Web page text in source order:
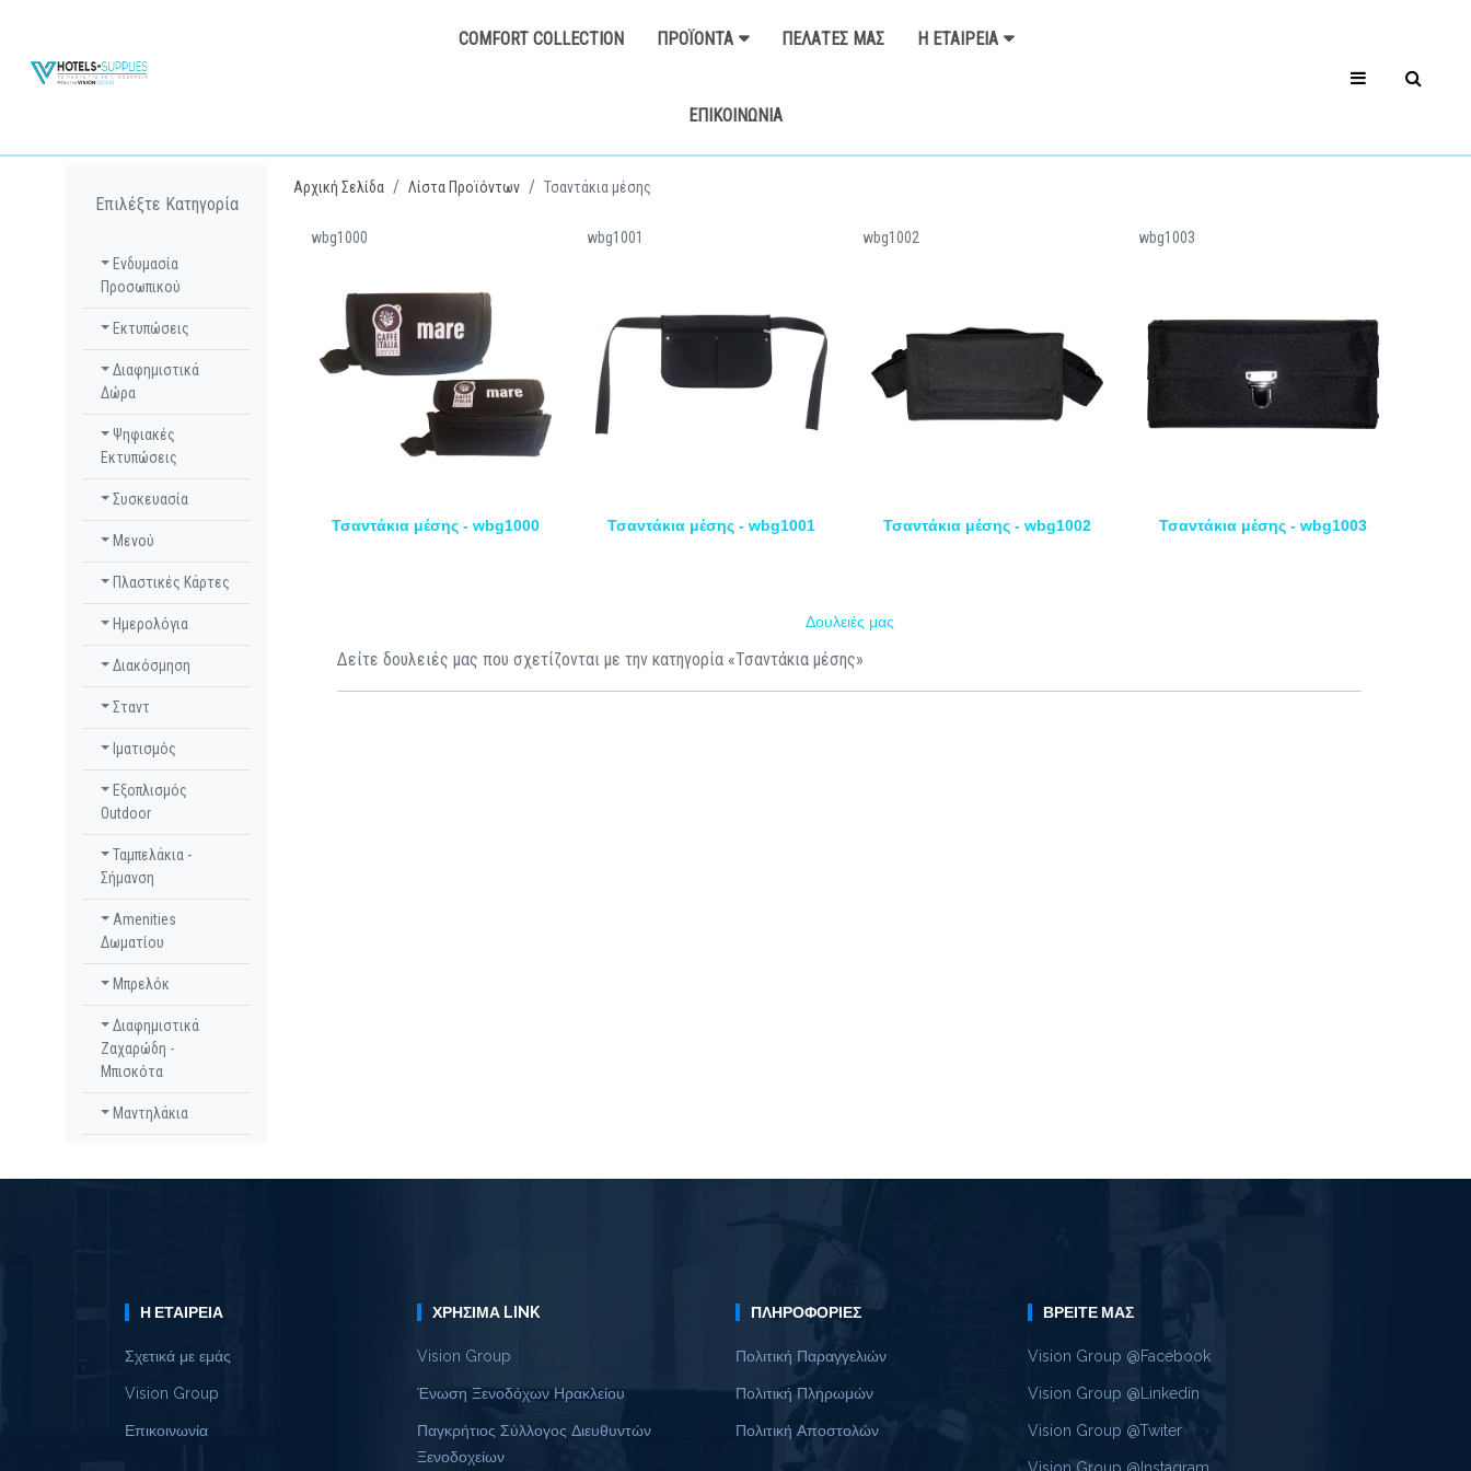
COMFORT COLLECTION ΠΡΟΪΌΝΤΑ ΠΕΛΆΤΕΣ ΜΑΣ Η ΕΤΑΙΡΕΊΑ
ΕΠΙΚΟΙΝΩΝΊΑ
Επιλέξτε Κατηγορία
Ενδυμασία
Προσωπικού
Εκτυπώσεις
Διαφημιστικά
Δώρα
Ψηφιακές
Εκτυπώσεις
Συσκευασία
Μενού
Πλαστικές Κάρτες
Ημερολόγια
Διακόσμηση
Σταντ
Ιματισμός
Εξοπλισμός
Outdoor
Ταμπελάκια -
Σήμανση
Amenities
Δωματίου
Μπρελόκ
Διαφημιστικά
Ζαχαρώδη -
Μπισκότα
Μαντηλάκια
Αρχική Σελίδα Λίστα Προϊόντων Τσαντάκια μέσης
wbg1000
Τσαντάκια μέσης - wbg1000
wbg1001
Τσαντάκια μέσης - wbg1001
wbg1002
Τσαντάκια μέσης - wbg1002
wbg1003
Τσαντάκια μέσης - wbg1003
Δουλειές μας
Δείτε δουλειές μας που σχετίζονται με την κατηγορία «Τσαντάκια μέσης»
Η ΕΤΑΙΡΕΊΑ
Σχετικά με εμάς
Vision Group
Επικοινωνία
ΧΡΉΣΙΜΑ LINK
Vision Group
Ένωση Ξενοδόχων Ηρακλείου
Παγκρήτιος Σύλλογος Διευθυντών
Ξενοδοχείων
ΠΛΗΡΟΦΟΡΊΕΣ
Πολιτική Παραγγελιών
Πολιτική Πληρωμών
Πολιτική Αποστολών
ΒΡΕΊΤΕ ΜΑΣ
Vision Group @Facebook
Vision Group @Linkedin
Vision Group @Twiter